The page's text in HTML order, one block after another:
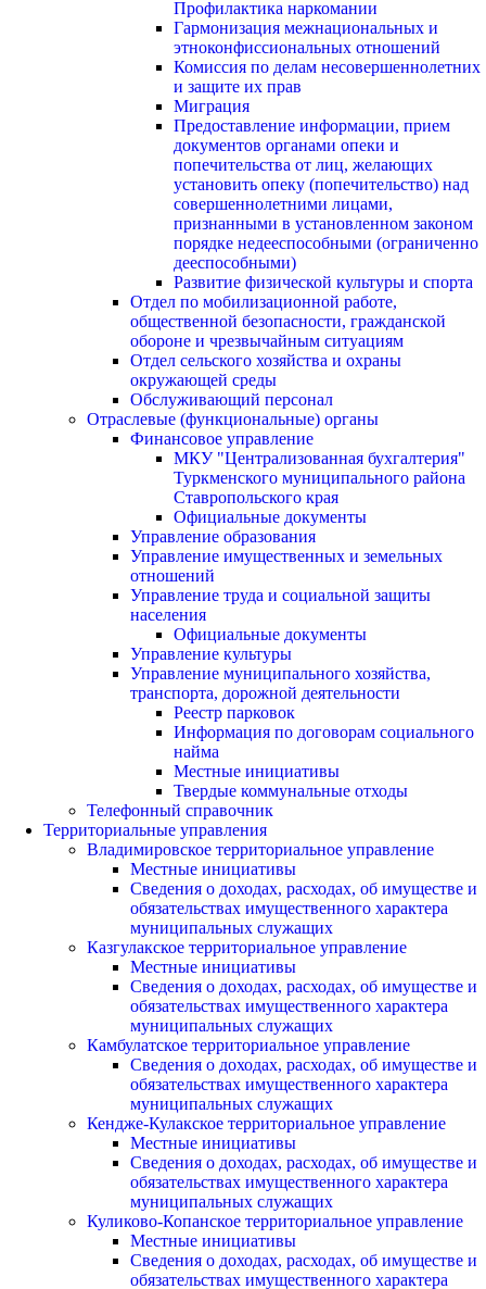
Профилактика наркомании
Гармонизация межнациональных и
этноконфиссиональных отношений
Комиссия по делам несовершеннолетних
и защите их прав
Миграция
Предоставление информации, прием
документов органами опеки и
попечительства от лиц, желающих
установить опеку (попечительство) над
совершеннолетними лицами,
признанными в установленном законом
порядке недееспособными (ограниченно
дееспособными)
Развитие физической культуры и спорта
Отдел по мобилизационной работе,
общественной безопасности, гражданской
оборонe и чрезвычайным ситуациям
Отдел сельского хозяйства и охраны
окружающей среды
Обслуживающий персонал
Отраслевые (функциональные) органы
Финансовое управление
МКУ "Централизованная бухгалтерия"
Туркменского муниципального района
Ставропольского края
Официальные документы
Управление образования
Управление имущественных и земельных
отношений
Управление труда и социальной защиты
населения
Официальные документы
Управление культуры
Управление муниципального хозяйства,
транспорта, дорожной деятельности
Реестр парковок
Информация по договорам социального
найма
Местные инициативы
Твердые коммунальные отходы
Телефонный справочник
Территориальные управления
Владимировское территориальное управление
Местные инициативы
Сведения о доходах, расходах, об имуществе и
обязательствах имущественного характера
муниципальных служащих
Казгулакское территориальное управление
Местные инициативы
Сведения о доходах, расходах, об имуществе и
обязательствах имущественного характера
муниципальных служащих
Камбулатское территориальное управление
Сведения о доходах, расходах, об имуществе и
обязательствах имущественного характера
муниципальных служащих
Кендже-Кулакское территориальное управление
Местные инициативы
Сведения о доходах, расходах, об имуществе и
обязательствах имущественного характера
муниципальных служащих
Куликово-Копанское территориальное управление
Местные инициативы
Сведения о доходах, расходах, об имуществе и
обязательствах имущественного характера